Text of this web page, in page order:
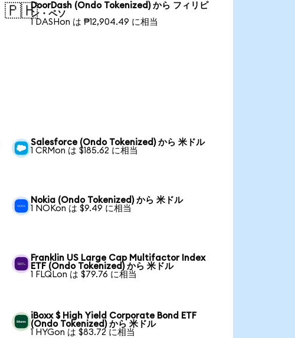
🇵🇭DoorDash (Ondo Tokenized) から フィリピ
ン・ペソ
1 DASHon は ₱12,904.49 に相当
Salesforce (Ondo Tokenized) から 米ドル
1 CRMon は $185.62 に相当
Nokia (Ondo Tokenized) から 米ドル
1 NOKon は $9.49 に相当
Franklin US Large Cap Multifactor Index
ETF (Ondo Tokenized) から 米ドル
1 FLQLon は $79.76 に相当
iBoxx $ High Yield Corporate Bond ETF
(Ondo Tokenized) から 米ドル
1 HYGon は $83.72 に相当